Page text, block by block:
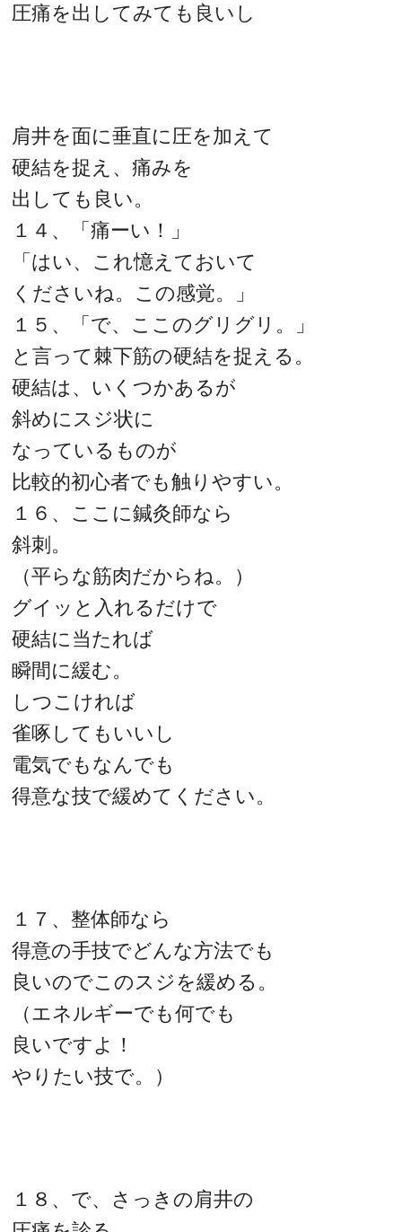
圧痛を出してみても良いし
肩井を面に垂直に圧を加えて
硬結を捉え、痛みを
出しても良い。
１４、「痛ーい！」
「はい、これ憶えておいて
くださいね。この感覚。」
１５、「で、ここのグリグリ。」
と言って棘下筋の硬結を捉える。
硬結は、いくつかあるが
斜めにスジ状に
なっているものが
比較的初心者でも触りやすい。
１６、ここに鍼灸師なら
斜刺。
（平らな筋肉だからね。）
グイッと入れるだけで
硬結に当たれば
瞬間に緩む。
しつこければ
雀啄してもいいし
電気でもなんでも
得意な技で緩めてください。
１７、整体師なら
得意の手技でどんな方法でも
良いのでこのスジを緩める。
（エネルギーでも何でも
良いですよ！
やりたい技で。）
１８、で、さっきの肩井の